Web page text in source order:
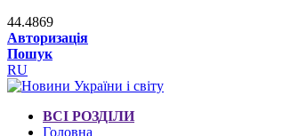
44.4869
Авторизація
Пошук
RU
ВСІ РОЗДІЛИ
Головна